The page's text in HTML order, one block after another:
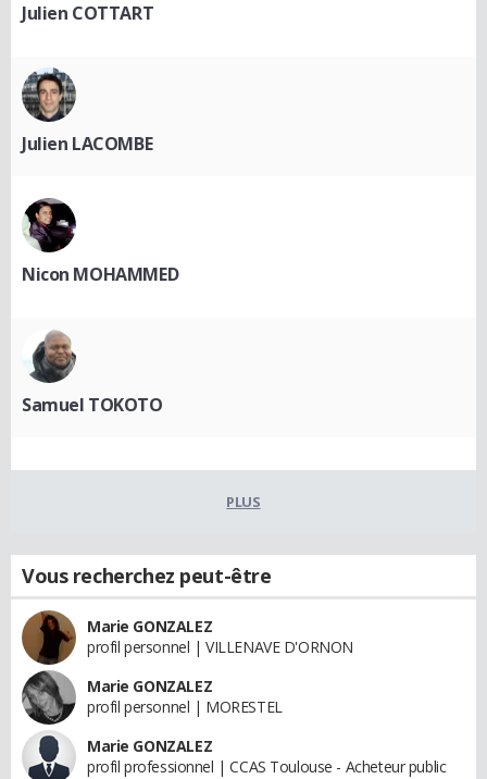
Julien COTTART
Julien LACOMBE
Nicon MOHAMMED
Samuel TOKOTO
PLUS
Vous recherchez peut-être
Marie GONZALEZ
profil personnel | VILLENAVE D'ORNON
Marie GONZALEZ
profil personnel | MORESTEL
Marie GONZALEZ
profil professionnel | CCAS Toulouse - Acheteur public